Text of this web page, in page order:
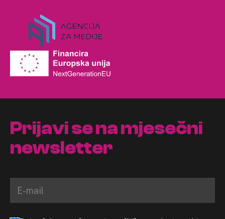
Prijavi se na mjesečni
newsletter